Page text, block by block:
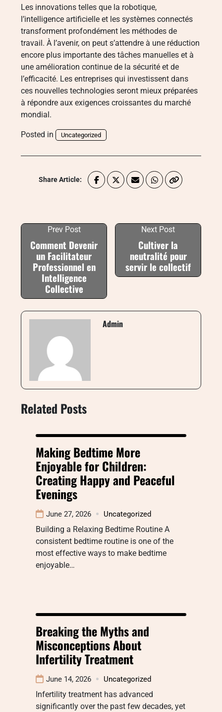
Les innovations telles que la robotique,
l’intelligence artificielle et les systèmes connectés
transforment profondément les méthodes de
travail. À l’avenir, on peut s’attendre à une réduction
encore plus importante des tâches manuelles et à
une amélioration continue de la sécurité et de
l’efficacité. Les entreprises qui investissent dans
ces nouvelles technologies seront mieux préparées
à répondre aux exigences croissantes du marché
mondial.
Posted in Uncategorized
Share Article:
Prev Post
Comment Devenir
un Facilitateur
Professionnel en
Intelligence
Collective
Next Post
Cultiver la
neutralité pour
servir le collectif
Admin
Related Posts
Making Bedtime More
Enjoyable for Children:
Creating Happy and Peaceful
Evenings
June 27, 2026 Uncategorized
Building a Relaxing Bedtime Routine A
consistent bedtime routine is one of the
most effective ways to make bedtime
enjoyable…
Breaking the Myths and
Misconceptions About
Infertility Treatment
June 14, 2026 Uncategorized
Infertility treatment has advanced
significantly over the past few decades, yet